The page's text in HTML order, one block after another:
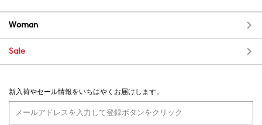
Woman
Sale
新入荷やセール情報をいちはやくお届けします。